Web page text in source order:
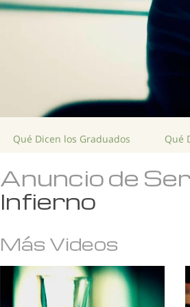
Qué Dicen los Graduados Qué
Anuncio de
Infierno
Más Videos